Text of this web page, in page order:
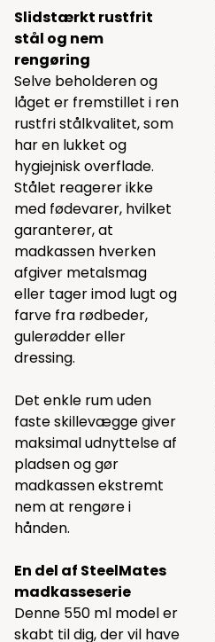
Slidstærkt rustfrit
stål og nem
rengøring
Selve beholderen og
låget er fremstillet i ren
rustfri stålkvalitet, som
har en lukket og
hygiejnisk overflade.
Stålet reagerer ikke
med fødevarer, hvilket
garanterer, at
madkassen hverken
afgiver metalsmag
eller tager imod lugt og
farve fra rødbeder,
gulerødder eller
dressing.
Det enkle rum uden
faste skillevægge giver
maksimal udnyttelse af
pladsen og gør
madkassen ekstremt
nem at rengøre i
hånden.
En del af SteelMates
madkasseserie
Denne 550 ml model er
skabt til dig, der vil have